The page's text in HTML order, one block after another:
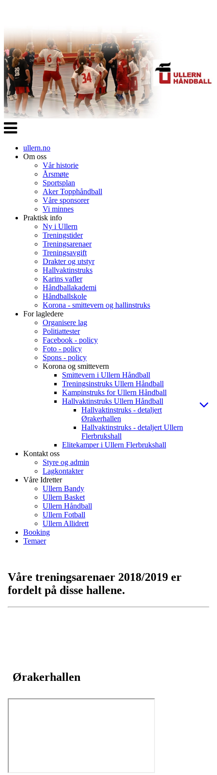
Veksle
navigasjon
ullern.no
Om oss
Vår historie
Årsmøte
Sportsplan
Aker Topphåndball
Våre sponsorer
Vi minnes
Praktisk info
Ny i Ullern
Treningstider
Treningsarenaer
Treningsavgift
Drakter og utstyr
Hallvaktinstruks
Karins vafler
Håndballakademi
Håndballskole
Korona - smittevern og hallinstruks
For lagledere
Organisere lag
Politiattester
Facebook - policy
Foto - policy
Spons - policy
Korona og smittevern
Smittevern i Ullern Håndball
Treningsinstruks Ullern Håndball
Kampinstruks for Ullern Håndball
Hallvaktinstruks Ullern Håndball
Hallvaktinstruks - detaljert
Ørakerhallen
Hallvaktinstruks - detaljert Ullern
Flerbrukshall
Elitekamper i Ullern Flerbrukshall
Kontakt oss
Styre og admin
Lagkontakter
Våre Idretter
Ullern Bandy
Ullern Basket
Ullern Håndball
Ullern Fotball
Ullern Allidrett
Booking
Temaer
Våre treningsarenaer 2018/2019 er
fordelt på disse hallene.
Ørakerhallen